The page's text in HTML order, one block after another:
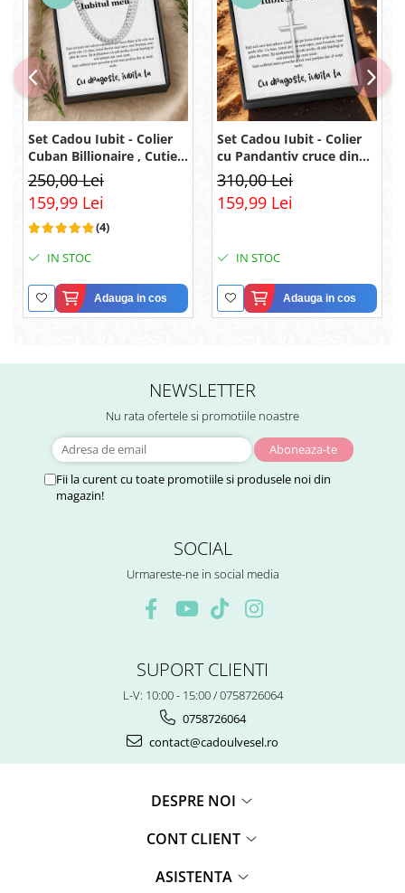
Set Cadou Iubit - Colier
Cuban Billionaire , Cutie
Elegantă și Mesaj
250,00 Lei
159,99 Lei
(4)
IN STOC
Adauga in cos
Set Cadou Iubit - Colier
cu Pandantiv cruce din
argint 925, Pacea
sufletului, placat cu
rodiu, Cutie Elegantă și
310,00 Lei
159,99 Lei
IN STOC
Adauga in cos
NEWSLETTER
Nu rata ofertele si promotiile noastre
Fii la curent cu toate promotiile si produsele noi din
magazin!
SOCIAL
Urmareste-ne in social media
SUPORT CLIENTI
L-V: 10:00 - 15:00 / 0758726064
0758726064
contact@cadoulvesel.ro
DESPRE NOI
CONT CLIENT
ASISTENTA